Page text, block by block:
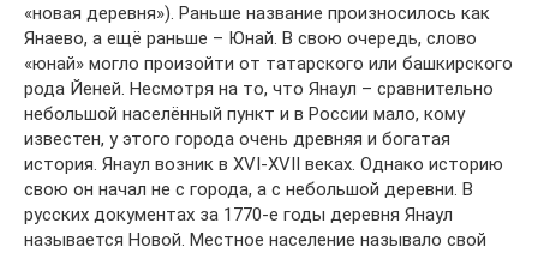
«новая деревня»). Раньше название произносилось как
Янаево, а ещё раньше – Юнай. В свою очередь, слово
«юнай» могло произойти от татарского или башкирского
рода Йеней. Несмотря на то, что Янаул – сравнительно
небольшой населённый пункт и в России мало, кому
известен, у этого города очень древняя и богатая
история. Янаул возник в XVI-XVII веках. Однако историю
свою он начал не с города, а с небольшой деревни. В
русских документах за 1770-е годы деревня Янаул
называется Новой. Местное население называло свой